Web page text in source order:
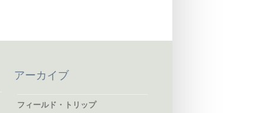
アーカイブ
フィールド・トリップ